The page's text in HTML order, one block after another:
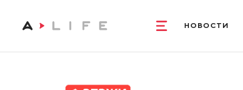
НОВОСТИ